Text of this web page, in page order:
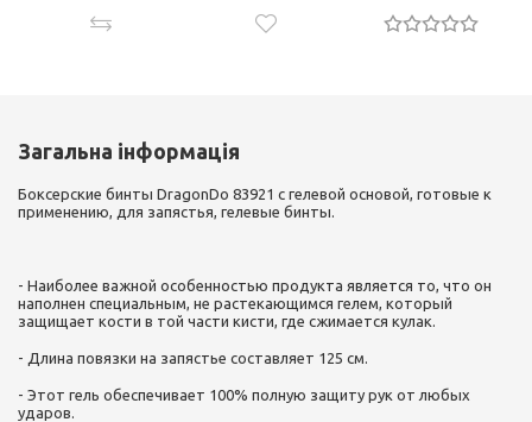
Загальна інформація
Боксерские бинты DragonDo 83921 с гелевой основой, готовые к
применению, для запястья, гелевые бинты.
- Наиболее важной особенностью продукта является то, что он
наполнен специальным, не растекающимся гелем, который
защищает кости в той части кисти, где сжимается кулак.
- Длина повязки на запястье составляет 125 см.
- Этот гель обеспечивает 100% полную защиту рук от любых
ударов.